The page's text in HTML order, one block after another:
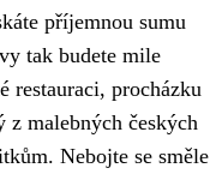
příjemnou sumu
tak budete mile
restauraci, procházku
z malebných českých
Nebojte se směle